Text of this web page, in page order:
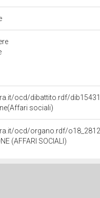
ocd/dibattito.rdf/
sociali)
ocd/organo.rdf/
(AFFARI SOCIALI)